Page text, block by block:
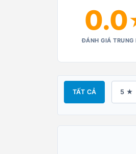
0.0
ĐÁNH GIÁ TRUNG
TẤT CẢ 5 ★